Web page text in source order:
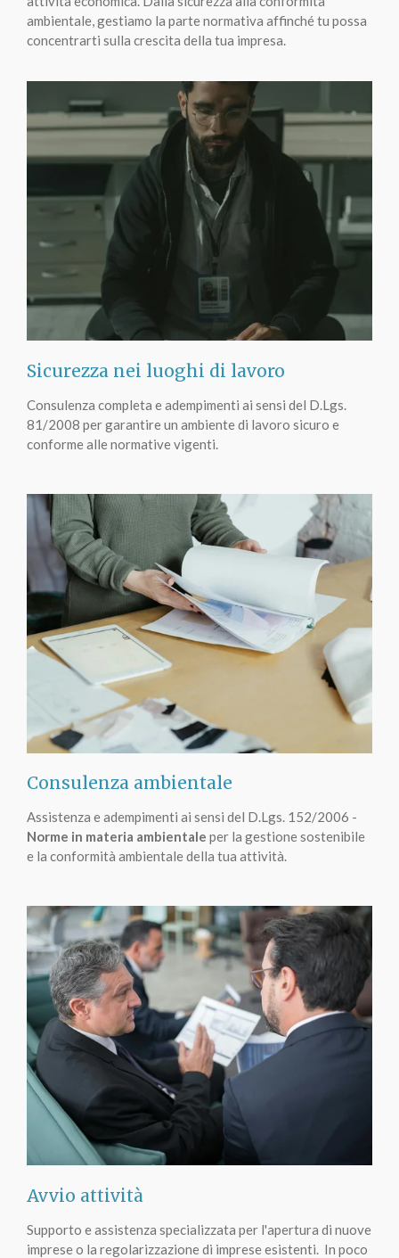
ambientale, gestiamo la parte normativa affinché tu possa
concentrarti sulla crescita della tua impresa.
Sicurezza nei luoghi di lavoro
Consulenza completa e adempimenti ai sensi del D.Lgs.
81/2008 per garantire un ambiente di lavoro sicuro e
conforme alle normative vigenti.
Consulenza ambientale
Assistenza e adempimenti ai sensi del D.Lgs. 152/2006 -
Norme in materia ambientale per la gestione sostenibile
e la conformità ambientale della tua attività.
Avvio attività
Supporto e assistenza specializzata per l'apertura di nuove
imprese o la regolarizzazione di imprese esistenti. In poco